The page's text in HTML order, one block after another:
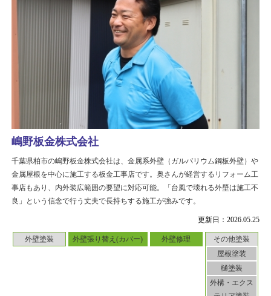
更新日：2026.05.25
外壁塗装 外壁張り替え(カバー) 外壁修理
その他塗装
屋根塗装
樋塗装
外構・エクス
嶋野板金株式会社
千葉県柏市の嶋野板金株式会社は、金属系外壁（ガルバリウム鋼板外壁）や
金属屋根を中心に施工する板金工事店です。奥さんが経営するリフォーム工
事店もあり、内外装広範囲の要望に対応可能。「台風で壊れる外壁は施工不
良」という信念で行う丈夫で長持ちする施工が強みです。